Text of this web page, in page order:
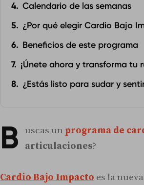
Calendario de las semanas‍
¿Por qué elegir Cardio Bajo
Beneficios de este programa
¡Únete ahora y transforma tu
¿Estás listo para sudar y
B uscas un programa de
articulaciones?
Cardio Bajo Impacto es la